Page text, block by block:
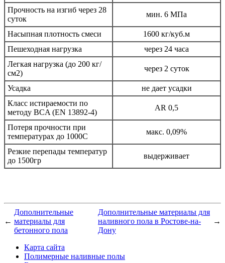
Прочность на изгиб через 28
суток
мин. 6 МПа
Насыпная плотность смеси
1600 кг/куб.м
Пешеходная нагрузка
через 24 часа
Легкая нагрузка (до 200 кг/
см2)
через 2 суток
Усадка
не дает усадки
Класс истираемости по
методу BCA (EN 13892-4)
AR 0,5
Потеря прочности при
температурах до 1000С
макс. 0,09%
Резкие перепады температур
до 1500гр
выдерживает
←
Дополнительные
материалы для
бетонного пола
Дополнительные материалы для
наливного пола в Ростове-на-
Дону
→
Карта сайта
Полимерные наливные полы